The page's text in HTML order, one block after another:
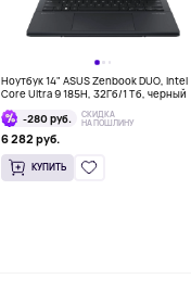
Ноутбук 14" ASUS Zenbook DUO, Intel
Core Ultra 9 185H, 32Гб/1 Тб, черный
-280 руб.
СКИДКА
НА ПОШЛИНУ
6 282 руб.
КУПИТЬ